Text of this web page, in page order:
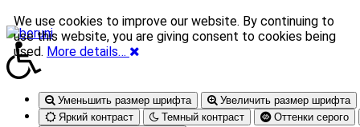
Уменьшить размер шрифта
Увеличить размер шрифта
Яркий контраст
Темный контраст
Оттенки серого
We use cookies to improve our website. By continuing to
use this website, you are giving consent to cookies being
used. More details…